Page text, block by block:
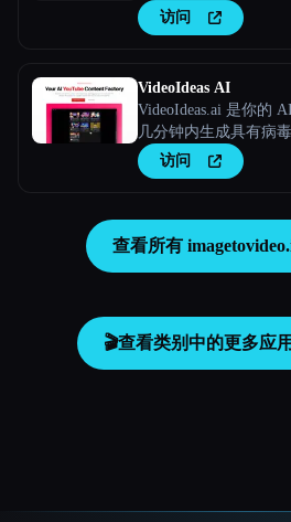
访问
VideoIdeas AI
VideoIdeas.ai 是你的
几分钟内生成具有病
创意和引人入胜的内容
访问
查看所有
🎬查看类别中的更多应用